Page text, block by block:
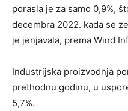
porasla je za samo 0,9%,
decembra 2022. kada se
je jenjavala, prema Wind
Industrijska proizvodnja
prethodnu godinu, u
5,7%.